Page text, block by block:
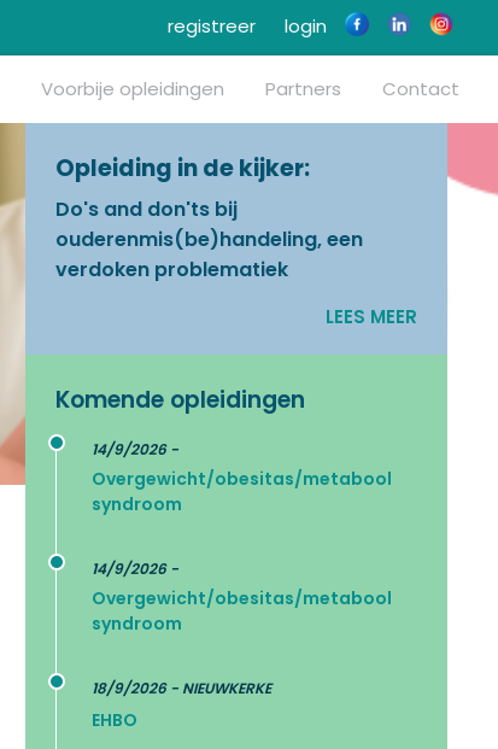
login
registreer
Voorbije opleidingen Partners Contact
Opleiding in de kijker:
Do's and don'ts bij
ouderenmis(be)handeling, een
verdoken problematiek
LEES MEER
Komende opleidingen
14/9/2026 -
Overgewicht/obesitas/metabool
syndroom
14/9/2026 -
Overgewicht/obesitas/metabool
syndroom
18/9/2026 - NIEUWKERKE
EHBO